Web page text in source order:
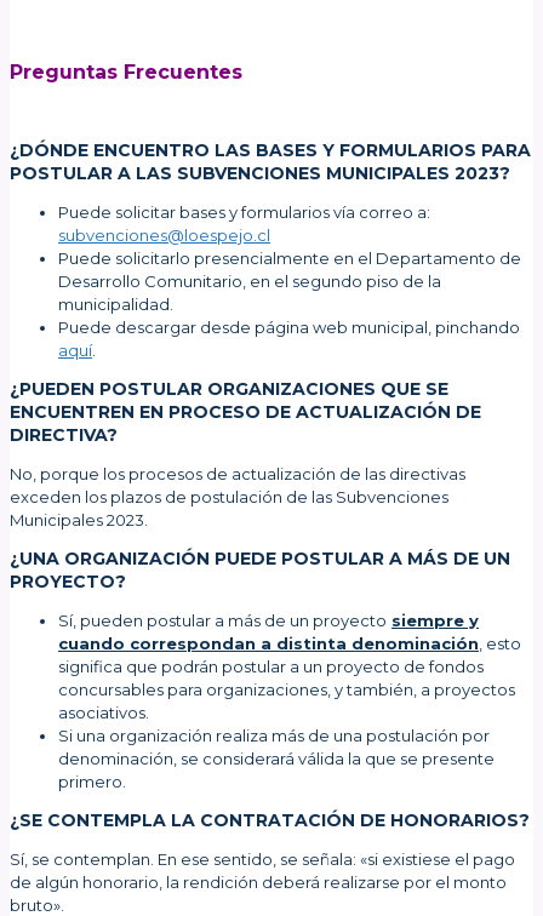
Preguntas Frecuentes
¿DÓNDE ENCUENTRO LAS BASES Y FORMULARIOS PARA
POSTULAR A LAS SUBVENCIONES MUNICIPALES 2023?
Puede solicitar bases y formularios vía correo a:
subvenciones@loespejo.cl
Puede solicitarlo presencialmente en el Departamento de
Desarrollo Comunitario, en el segundo piso de la
municipalidad.
Puede descargar desde página web municipal, pinchando
aquí.
¿PUEDEN POSTULAR ORGANIZACIONES QUE SE
ENCUENTREN EN PROCESO DE ACTUALIZACIÓN DE
DIRECTIVA?
No, porque los procesos de actualización de las directivas
exceden los plazos de postulación de las Subvenciones
Municipales 2023.
¿UNA ORGANIZACIÓN PUEDE POSTULAR A MÁS DE UN
PROYECTO?
Sí, pueden postular a más de un proyecto siempre y
cuando correspondan a distinta denominación , esto
significa que podrán postular a un proyecto de fondos
concursables para organizaciones, y también, a proyectos
asociativos.
Si una organización realiza más de una postulación por
denominación, se considerará válida la que se presente
primero.
¿SE CONTEMPLA LA CONTRATACIÓN DE HONORARIOS?
Sí, se contemplan. En ese sentido, se señala: «si existiese el pago
de algún honorario, la rendición deberá realizarse por el monto
bruto».